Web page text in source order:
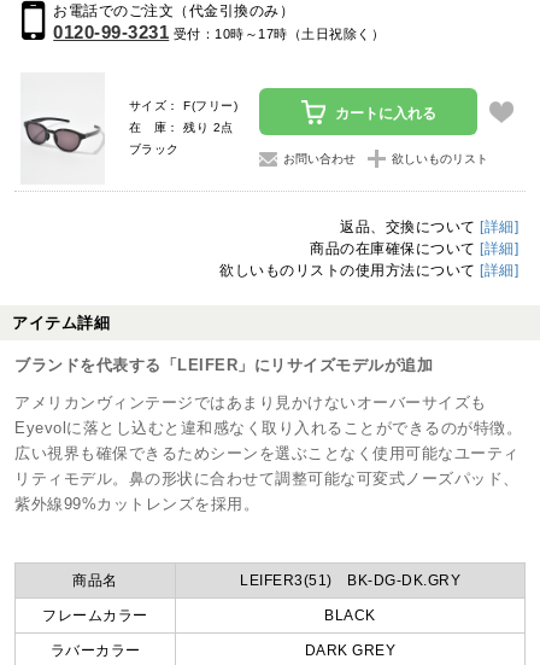
お電話でのご注文（代金引換のみ）
0120-99-3231 受付：10時～17時（土日祝除く）
サイズ： F(フリー)
在 庫： 残り 2点
ブラック
カートに入れる
お問い合わせ 欲しいものリスト
返品、交換について [詳細]
商品の在庫確保について [詳細]
欲しいものリストの使用方法について [詳細]
アイテム詳細
ブランドを代表する「LEIFER」にリサイズモデルが追加
アメリカンヴィンテージではあまり見かけないオーバーサイズも
Eyevolに落とし込むと違和感なく取り入れることができるのが特徴。
広い視界も確保できるためシーンを選ぶことなく使用可能なユーティ
リティモデル。鼻の形状に合わせて調整可能な可変式ノーズパッド、
紫外線99%カットレンズを採用。
商品名 LEIFER3(51) BK-DG-DK.GRY
フレームカラー BLACK
ラバーカラー DARK GREY